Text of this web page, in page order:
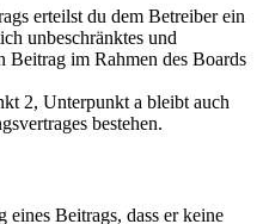
erteilst du dem Betreiber ein
unbeschränktes und
Beitrag im Rahmen des Boards
2, Unterpunkt a bleibt auch
bestehen.
Beitrags, dass er keine